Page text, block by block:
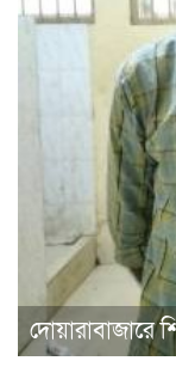
দোয়ারাবাজারে